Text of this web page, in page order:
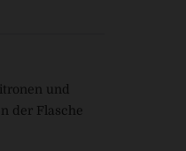
und
der Flasche